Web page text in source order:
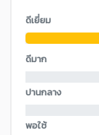
ดีเยี่ยม
ดีมาก
ปานกลาง
พอใช้